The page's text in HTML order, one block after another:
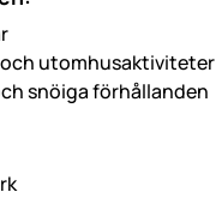
utomhusaktiviteter
snöiga förhållanden